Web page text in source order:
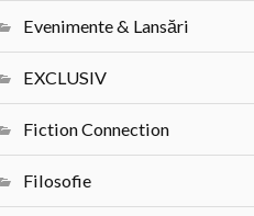
Evenimente & Lansări
EXCLUSIV
Fiction Connection
Filosofie